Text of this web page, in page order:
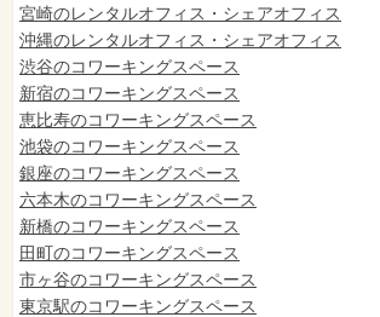
宮崎のレンタルオフィス・シェアオフィス
沖縄のレンタルオフィス・シェアオフィス
渋谷のコワーキングスペース
新宿のコワーキングスペース
恵比寿のコワーキングスペース
池袋のコワーキングスペース
銀座のコワーキングスペース
六本木のコワーキングスペース
新橋のコワーキングスペース
田町のコワーキングスペース
市ヶ谷のコワーキングスペース
東京駅のコワーキングスペース